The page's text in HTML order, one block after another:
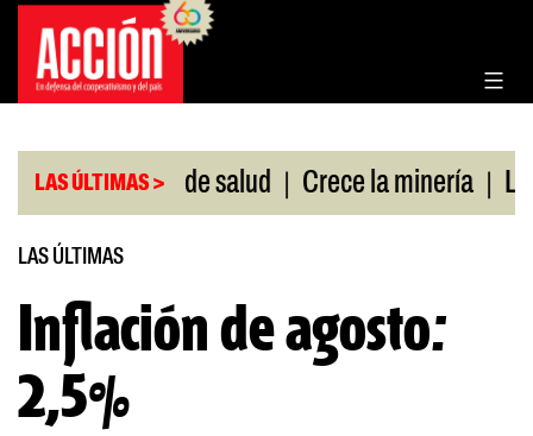
Saltar
contenido
LAS ÚLTIMAS >
sin cobertura de salud | Crece la minería | La
LAS ÚLTIMAS
Inflación de agosto:
2,5%